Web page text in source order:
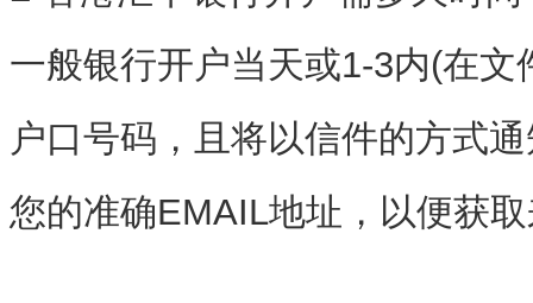
一般银行开户当天或1-3内(在
户口号码，且将以信件的方式
您的准确EMAIL地址，以便获